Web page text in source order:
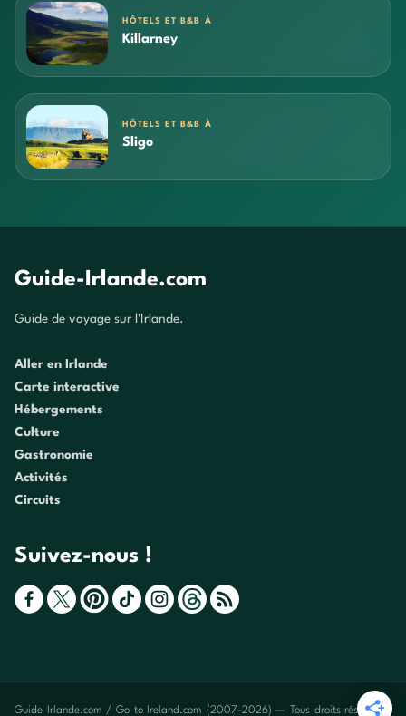
HÔTELS ET B&B À
Killarney
HÔTELS ET B&B À
Sligo
Guide-Irlande.com
Guide de voyage sur l'Irlande.
Aller en Irlande
Carte interactive
Hébergements
Culture
Gastronomie
Activités
Circuits
Suivez-nous !
Guide Irlande.com / Go to Ireland.com (2007-2026) — Tous droits réservés -